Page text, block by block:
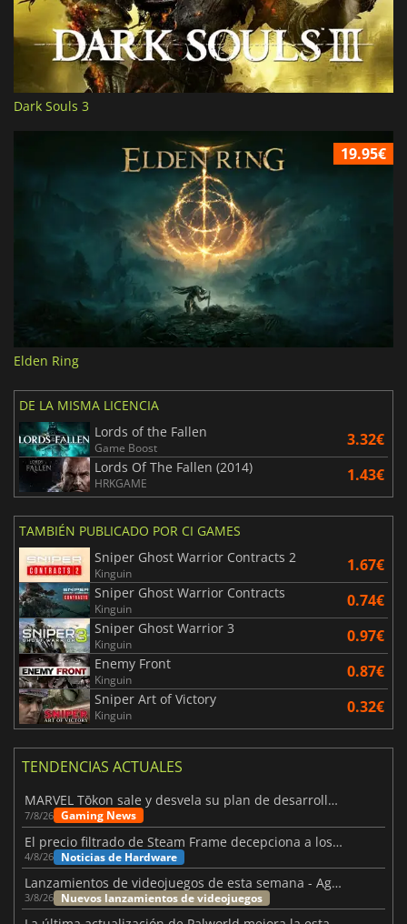
Dark Souls 3
19.95€
Elden Ring
DE LA MISMA LICENCIA
Lords of the Fallen
Game Boost 3.32€
Lords Of The Fallen (2014)
HRKGAME 1.43€
TAMBIÉN PUBLICADO POR CI GAMES
Sniper Ghost Warrior Contracts 2
Kinguin 1.67€
Sniper Ghost Warrior Contracts
Kinguin 0.74€
Sniper Ghost Warrior 3
Kinguin 0.97€
Enemy Front
Kinguin 0.87€
Sniper Art of Victory
Kinguin 0.32€
TENDENCIAS ACTUALES
MARVEL Tōkon sale y desvela su plan de desarrollo para el primer año
7/8/26 Gaming News
El precio filtrado de Steam Frame decepciona a los usuarios
4/8/26 Noticias de Hardware
Lanzamientos de videojuegos de esta semana - Agosto de 2026 (semana 32)
3/8/26 Nuevos lanzamientos de videojuegos